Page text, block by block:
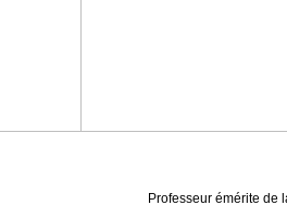
Professeur émérite de